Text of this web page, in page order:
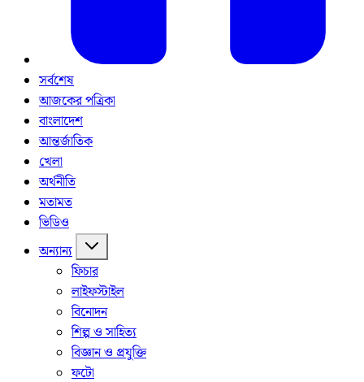
সর্বশেষ
আজকের পত্রিকা
বাংলাদেশ
আন্তর্জাতিক
খেলা
অর্থনীতি
মতামত
ভিডিও
অন্যান্য
ফিচার
লাইফস্টাইল
বিনোদন
শিল্প ও সাহিত্য
বিজ্ঞান ও প্রযুক্তি
ফটো